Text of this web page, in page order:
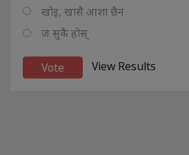
खोइ, खासै आशा छैन
ज सुकै होस्
View Results